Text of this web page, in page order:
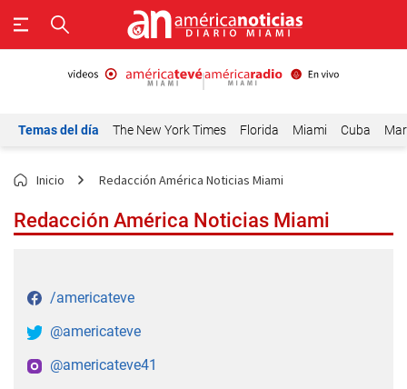
Temas del día The New York Times Florida Miami Cuba
Inicio Redacción América Noticias Miami
Redacción América Noticias Miami
/americateve
@americateve
@americateve41